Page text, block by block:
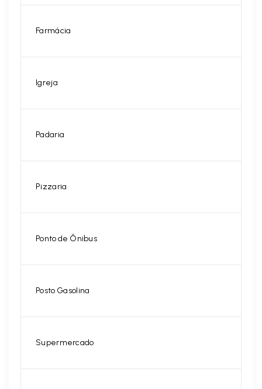
Farmácia
Igreja
Padaria
Pizzaria
Ponto de Ônibus
Posto Gasolina
Supermercado